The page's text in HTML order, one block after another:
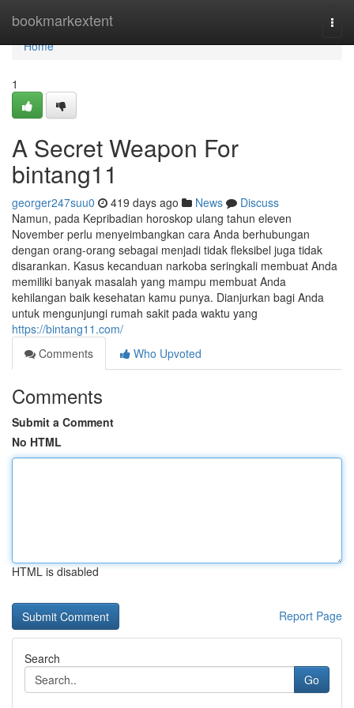
bookmarkextent
Home
Home
1
A Secret Weapon For
bintang11
georger247suu0 419 days ago News
Discuss
Namun, pada Kepribadian horoskop ulang tahun eleven
November perlu menyeimbangkan cara Anda berhubungan
dengan orang-orang sebagai menjadi tidak fleksibel juga tidak
disarankan. Kasus kecanduan narkoba seringkali membuat Anda
memiliki banyak masalah yang mampu membuat Anda
kehilangan baik kesehatan kamu punya. Dianjurkan bagi Anda
untuk mengunjungi rumah sakit pada waktu yang
https://bintang11.com/
Comments
Who Upvoted
Comments
Submit a Comment
No HTML
HTML is disabled
Report Page
Search
Go